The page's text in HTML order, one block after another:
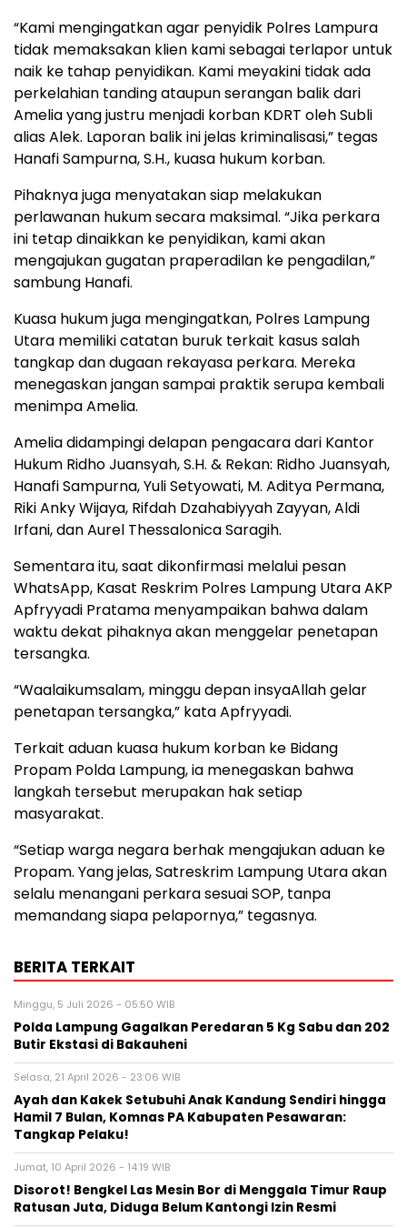
“Kami mengingatkan agar penyidik Polres Lampura
tidak memaksakan klien kami sebagai terlapor untuk
naik ke tahap penyidikan. Kami meyakini tidak ada
perkelahian tanding ataupun serangan balik dari
Amelia yang justru menjadi korban KDRT oleh Subli
alias Alek. Laporan balik ini jelas kriminalisasi,” tegas
Hanafi Sampurna, S.H., kuasa hukum korban.
Pihaknya juga menyatakan siap melakukan
perlawanan hukum secara maksimal. “Jika perkara
ini tetap dinaikkan ke penyidikan, kami akan
mengajukan gugatan praperadilan ke pengadilan,”
sambung Hanafi.
Kuasa hukum juga mengingatkan, Polres Lampung
Utara memiliki catatan buruk terkait kasus salah
tangkap dan dugaan rekayasa perkara. Mereka
menegaskan jangan sampai praktik serupa kembali
menimpa Amelia.
Amelia didampingi delapan pengacara dari Kantor
Hukum Ridho Juansyah, S.H. & Rekan: Ridho Juansyah,
Hanafi Sampurna, Yuli Setyowati, M. Aditya Permana,
Riki Anky Wijaya, Rifdah Dzahabiyyah Zayyan, Aldi
Irfani, dan Aurel Thessalonica Saragih.
Sementara itu, saat dikonfirmasi melalui pesan
WhatsApp, Kasat Reskrim Polres Lampung Utara AKP
Apfryyadi Pratama menyampaikan bahwa dalam
waktu dekat pihaknya akan menggelar penetapan
tersangka.
“Waalaikumsalam, minggu depan insyaAllah gelar
penetapan tersangka,” kata Apfryyadi.
Terkait aduan kuasa hukum korban ke Bidang
Propam Polda Lampung, ia menegaskan bahwa
langkah tersebut merupakan hak setiap
masyarakat.
“Setiap warga negara berhak mengajukan aduan ke
Propam. Yang jelas, Satreskrim Lampung Utara akan
selalu menangani perkara sesuai SOP, tanpa
memandang siapa pelapornya,” tegasnya.
BERITA TERKAIT
Minggu, 5 Juli 2026 - 05:50 WIB
Polda Lampung Gagalkan Peredaran 5 Kg Sabu dan 202
Butir Ekstasi di Bakauheni
Selasa, 21 April 2026 - 23:06 WIB
Ayah dan Kakek Setubuhi Anak Kandung Sendiri hingga
Hamil 7 Bulan, Komnas PA Kabupaten Pesawaran:
Tangkap Pelaku!
Jumat, 10 April 2026 - 14:19 WIB
Disorot! Bengkel Las Mesin Bor di Menggala Timur Raup
Ratusan Juta, Diduga Belum Kantongi Izin Resmi